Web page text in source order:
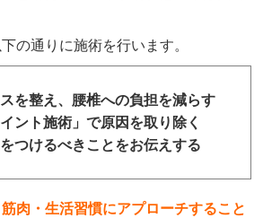
の通りに施術を行います。
を整え、腰椎への負担を減らす
イント施術」で原因を取り除く
つけるべきことをお伝えする
肉・生活習慣にアプローチすること